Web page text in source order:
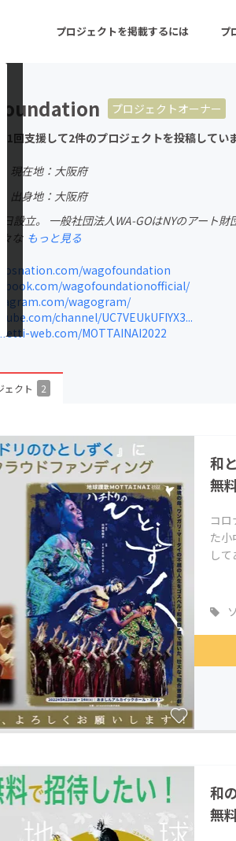
プロジェクトを掲載するには プ
リターン 注目の新着プロジェクト
音楽
ゲーム・サービス開発
チャレンジ
CAMPFIRE for Social Good
CAMPFIREふるさと納税
プロジェクトオーナー
1回支援して2件のプロジェクトを投稿してい
現在地：大阪府
出身地：大阪府
日設立。 一般社団法人WA-GOはNYのアー
な もっと見る
wagofoundation
wagofoundationofficial/
wagogram/
channel/UC7VEUkUFIYX3...
web.com/MOTTAINAI2022
ェクト 2
和
無
コ
た小
して
和
無